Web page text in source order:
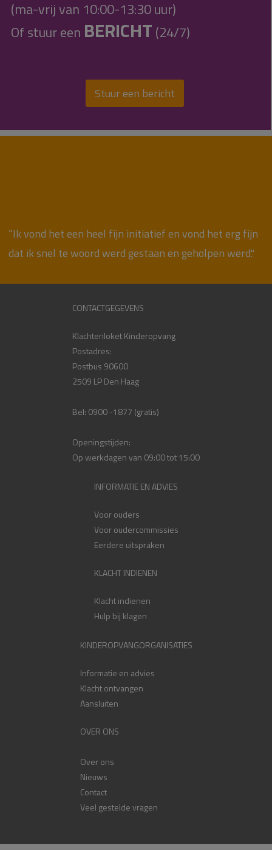
(ma-vrij van 10:00-13:30 uur)
Of stuur een BERICHT (24/7)
Stuur een bericht
“Ik vond het een heel fijn initiatief en vond het erg fijn
dat ik snel te woord werd gestaan en geholpen werd."
CONTACTGEGEVENS
Klachtenloket Kinderopvang
Postadres:
Postbus 90600
2509 LP Den Haag
Bel: 0900 -1877 (gratis)
Openingstijden:
Op werkdagen van 09:00 tot 15:00
INFORMATIE EN ADVIES
Voor ouders
Voor oudercommissies
Eerdere uitspraken
KLACHT INDIENEN
Klacht indienen
Hulp bij klagen
KINDEROPVANGORGANISATIES
Informatie en advies
Klacht ontvangen
Aansluiten
OVER ONS
Over ons
Nieuws
Contact
Veel gestelde vragen